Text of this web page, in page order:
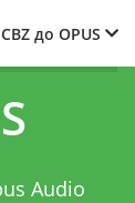
CBZ до OPUS
Audio